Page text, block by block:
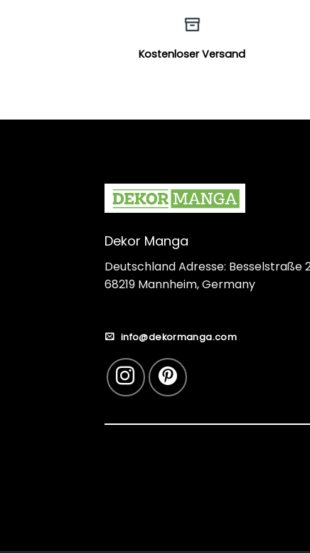
Kostenloser Versand
Dekor Manga
Deutschland Adresse: Besselstraße
68219 Mannheim, Germany
info@dekormanga.com